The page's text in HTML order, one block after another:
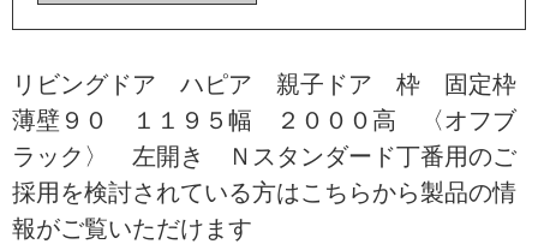
リビングドア ハピア 親子ドア 枠 固定枠
薄壁９０ １１９５幅 ２０００高 〈オフブ
ラック〉 左開き Ｎスタンダード丁番用のご
採用を検討されている方はこちらから製品の情
報がご覧いただけます